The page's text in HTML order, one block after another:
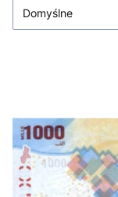
Domyślne